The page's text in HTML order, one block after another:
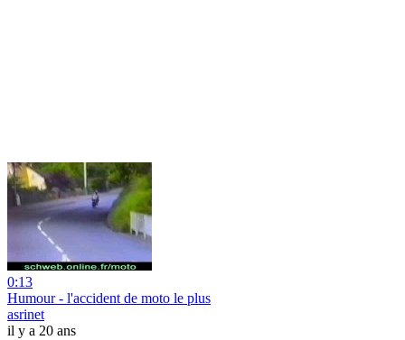
0:13
Humour - l'accident de moto le plus
asrinet
il y a 20 ans